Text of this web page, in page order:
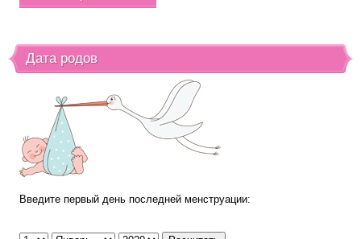
Дата родов
Введите первый день последней менструации: